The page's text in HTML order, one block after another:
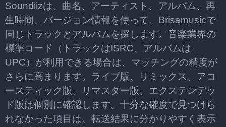
Soundiizは、曲名、アーティスト、アルバム、再
生時間、バージョン情報を使って、Brisamusicで
同じトラックとアルバムを探します。音楽業界の
標準コード（トラックはISRC、アルバムは
UPC）が利用できる場合は、マッチングの精度が
さらに高まります。ライブ版、リミックス、アコ
ースティック版、リマスター版、エクステンデッ
ド版は個別に確認します。十分な確度で見つけら
れなかった項目は、転送結果に分かりやすく表示